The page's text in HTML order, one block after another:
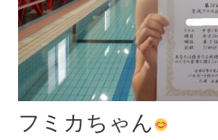
フミカちゃん